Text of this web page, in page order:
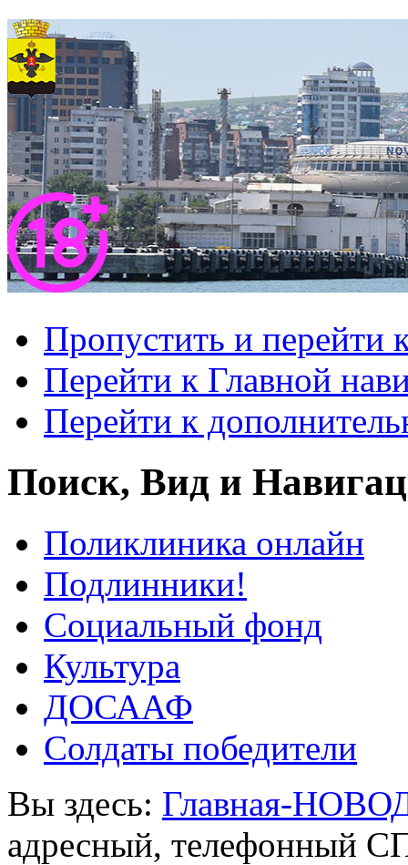
Пропустить и перейти
Перейти к Главной
Перейти к
Поиск, Вид и
Поликлиника онлайн
Подлинники!
Социальный фонд
Культура
ДОСААФ
Солдаты победители
Вы здесь: Главная-
адресный, телефонный